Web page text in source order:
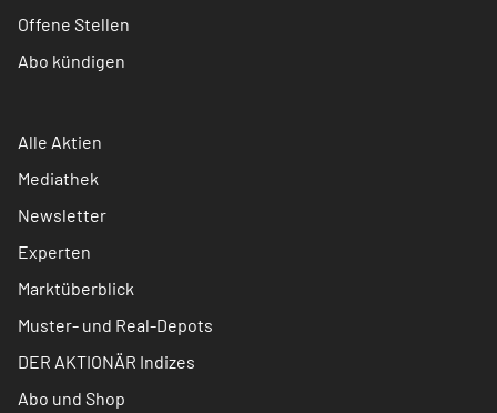
Offene Stellen
Abo kündigen
Alle Aktien
Mediathek
Newsletter
Experten
Marktüberblick
Muster- und Real-Depots
DER AKTIONÄR Indizes
Abo und Shop